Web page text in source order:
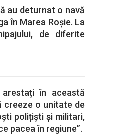
au deturnat o navă
în Marea Roșie. La
de diferite
în această
creeze o unitate de
polițiști și militari,
pacea în regiune”.